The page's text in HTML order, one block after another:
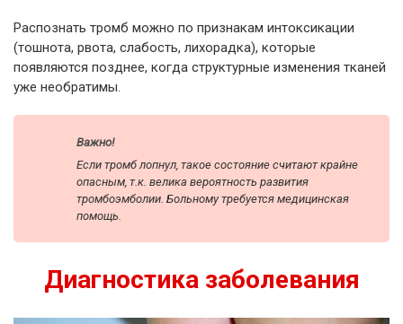
Распознать тромб можно по признакам интоксикации
(тошнота, рвота, слабость, лихорадка), которые
появляются позднее, когда структурные изменения тканей
уже необратимы.
Важно!
Если тромб лопнул, такое состояние считают крайне
опасным, т.к. велика вероятность развития
тромбоэмболии. Больному требуется медицинская
помощь.
Диагностика заболевания